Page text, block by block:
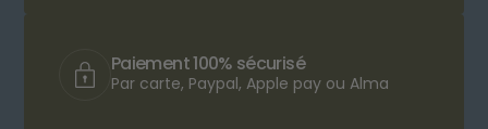
Paiement 100% sécurisé
Par carte, Paypal, Apple pay ou Alma